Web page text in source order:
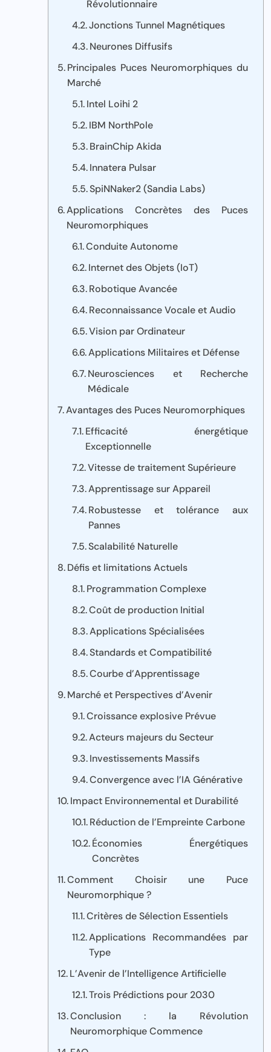
Révolutionnaire
Jonctions Tunnel Magnétiques
Neurones Diffusifs
Principales Puces Neuromorphiques du
Marché
Intel Loihi 2
IBM NorthPole
BrainChip Akida
Innatera Pulsar
SpiNNaker2 (Sandia Labs)
Applications Concrètes des Puces
Neuromorphiques
Conduite Autonome
Internet des Objets (IoT)
Robotique Avancée
Reconnaissance Vocale et Audio
Vision par Ordinateur
Applications Militaires et Défense
Neurosciences et Recherche
Médicale
Avantages des Puces Neuromorphiques
Efficacité énergétique
Exceptionnelle
Vitesse de traitement Supérieure
Apprentissage sur Appareil
Robustesse et tolérance aux
Pannes
Scalabilité Naturelle
Défis et limitations Actuels
Programmation Complexe
Coût de production Initial
Applications Spécialisées
Standards et Compatibilité
Courbe d’Apprentissage
Marché et Perspectives d’Avenir
Croissance explosive Prévue
Acteurs majeurs du Secteur
Investissements Massifs
Convergence avec l’IA Générative
Impact Environnemental et Durabilité
Réduction de l’Empreinte Carbone
Économies Énergétiques
Concrètes
Comment Choisir une Puce
Neuromorphique ?
Critères de Sélection Essentiels
Applications Recommandées par
Type
L’Avenir de l’Intelligence Artificielle
Trois Prédictions pour 2030
Conclusion : la Révolution
Neuromorphique Commence